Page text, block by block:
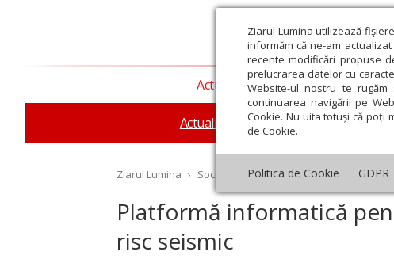
Ziarul Lumina utilizează
informăm că ne-am
recente modificări propuse
prelucrarea datelor cu
Website-ul nostru te
continuarea navigării pe
Cookie. Nu uita totuși că poți
de Cookie.
Politica de Cookie GDPR
Actualitate religioasă
Actualitate socială Sănătate
Ziarul Lumina › Societate › Actualitate socială
Platformă informatică
risc seismic